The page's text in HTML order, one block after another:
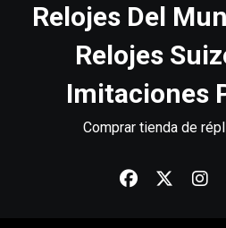
Relojes Del
Relojes
Imitaciones
Comprar tienda de